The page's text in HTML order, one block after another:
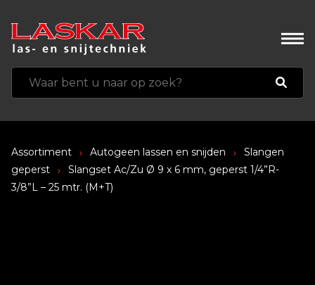
Assortiment Autogeen lassen en snijden
Slangen
geperst
Slangset Ac/Zu Ø 9 x 6 mm, geperst 1/4”R-
3/8”L – 25 mtr. (M+T)